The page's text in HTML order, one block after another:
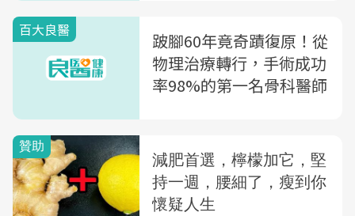
百大良醫
跛腳60年竟奇蹟復原！從
物理治療轉行，手術成功
率98%的第一名骨科醫師